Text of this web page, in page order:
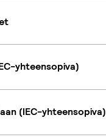
yhteensopiva)
(IEC-yhteensopiva)